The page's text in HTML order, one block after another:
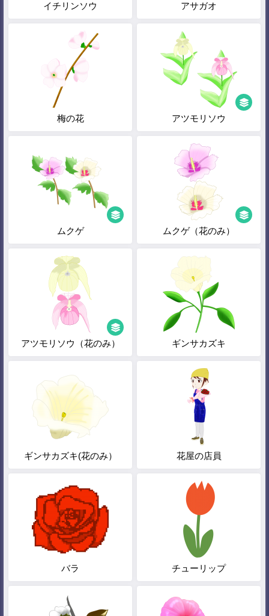
イチリンソウ アサガオ
梅の花 アツモリソウ
ムクゲ ムクゲ（花のみ）
アツモリソウ（花のみ） ギンサカズキ
ギンサカズキ(花のみ） 花屋の店員
バラ チューリップ